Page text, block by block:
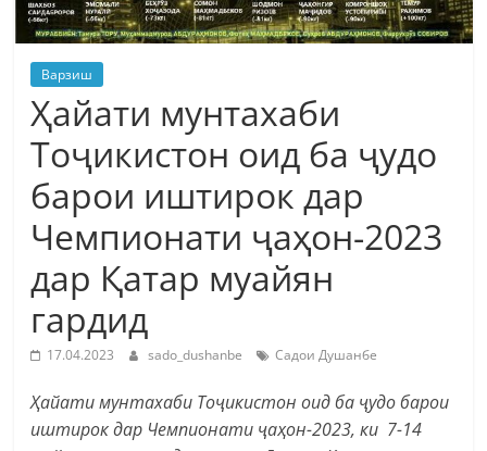
Варзиш
Ҳайати мунтахаби
Тоҷикистон оид ба ҷудо
барои иштирок дар
Чемпионати ҷаҳон-2023
дар Қатар муайян
гардид
17.04.2023 sado_dushanbe Садои Душанбе
Ҳайати мунтахаби Тоҷикистон оид ба ҷудо барои
иштирок дар Чемпионати ҷаҳон-2023, ки 7-14